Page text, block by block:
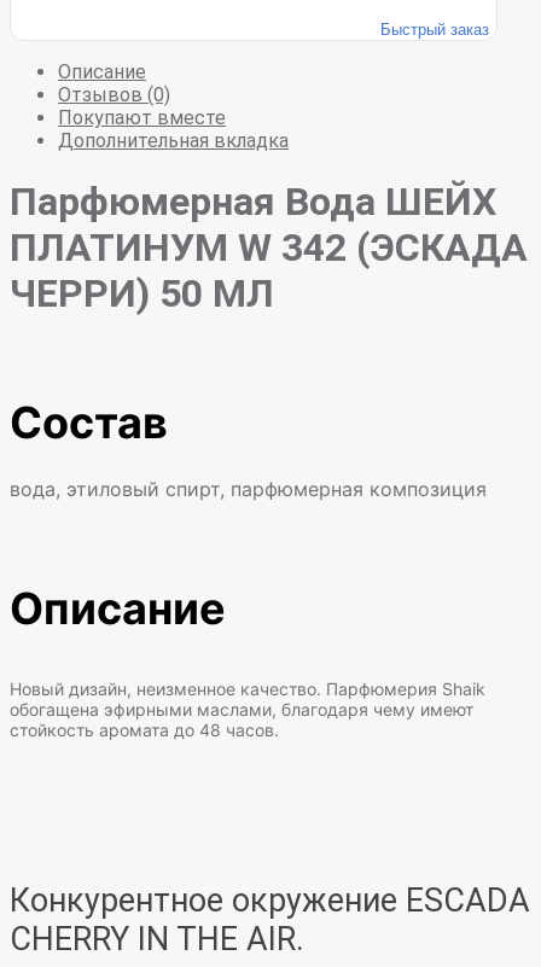
Быстрый заказ
Описание
Отзывов (0)
Покупают вместе
Дополнительная вкладка
Парфюмерная Вода ШЕЙХ
ПЛАТИНУМ W 342 (ЭСКАДА
ЧЕРРИ) 50 МЛ
Состав
вода, этиловый спирт, парфюмерная композиция
Описание
Новый дизайн, неизменное качество. Парфюмерия Shaik
обогащена эфирными маслами, благодаря чему имеют
стойкость аромата до 48 часов.
Конкурентное окружение ESCADA
CHERRY IN THE AIR.